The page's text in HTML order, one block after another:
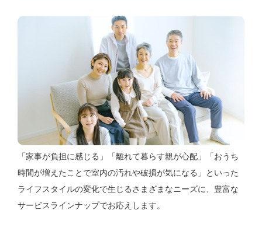
「家事が負担に感じる」「離れて暮らす親が心配」「おうち
時間が増えたことで室内の汚れや破損が気になる」といった
ライフスタイルの変化で生じるさまざまなニーズに、豊富な
サービスラインナップでお応えします。